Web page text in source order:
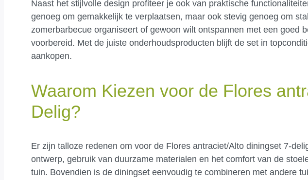
Naast het stijlvolle design profiteer je ook van praktische
genoeg om gemakkelijk te verplaatsen, maar ook stevig genoeg om
zomerbarbecue organiseert of gewoon wilt ontspannen met een goed
voorbereid. Met de juiste onderhoudsproducten blijft de set in
aankopen.
Waarom Kiezen voor de Flores
Delig?
Er zijn talloze redenen om voor de Flores antraciet/Alto diningset 7-
ontwerp, gebruik van duurzame materialen en het comfort van de
tuin. Bovendien is de diningset eenvoudig te combineren met andere